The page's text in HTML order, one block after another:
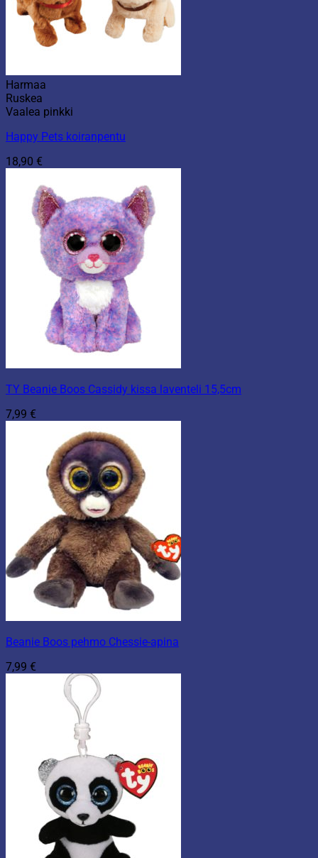
Harmaa
Ruskea
Vaalea pinkki
Happy Pets koiranpentu
18,90 €
TY Beanie Boos Cassidy kissa laventeli 15,5cm
7,99 €
Beanie Boos pehmo Chessie-apina
7,99 €